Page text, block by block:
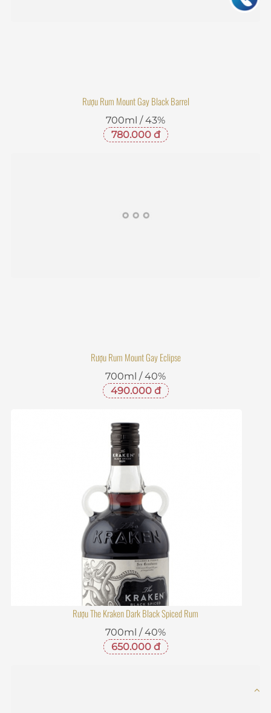
Rượu Rum Mount Gay Black Barrel
700ml / 43%
780.000 đ
Rượu Rum Mount Gay Eclipse
700ml / 40%
490.000 đ
Rượu The Kraken Dark Black Spiced Rum
700ml / 40%
650.000 đ